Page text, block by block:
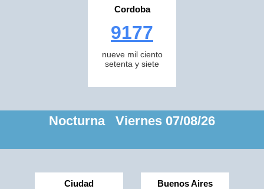
Cordoba
9177
nueve mil ciento
setenta y siete
Nocturna Viernes 07/08/26
Ciudad Buenos Aires